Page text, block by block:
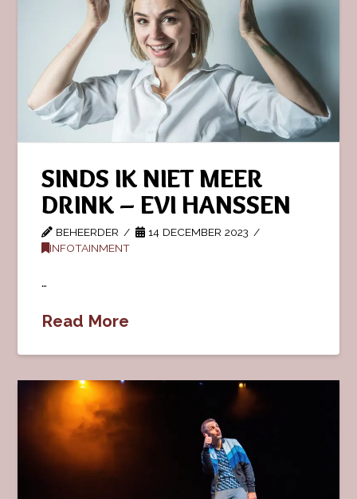
SINDS IK NIET MEER
DRINK – EVI HANSSEN
BEHEERDER
14 DECEMBER 2023
INFOTAINMENT
…
Read More